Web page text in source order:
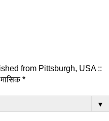
from Pittsburgh, USA ::
मासिक *
▼